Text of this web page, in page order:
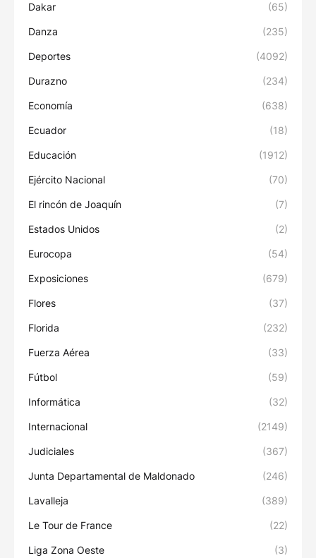
Dakar (65)
Danza (235)
Deportes (4092)
Durazno (234)
Economía (638)
Ecuador (18)
Educación (1912)
Ejército Nacional (70)
El rincón de Joaquín (7)
Estados Unidos (2)
Eurocopa (54)
Exposiciones (679)
Flores (37)
Florida (232)
Fuerza Aérea (33)
Fútbol (59)
Informática (32)
Internacional (2149)
Judiciales (367)
Junta Departamental de Maldonado (246)
Lavalleja (389)
Le Tour de France (22)
Liga Zona Oeste (3)